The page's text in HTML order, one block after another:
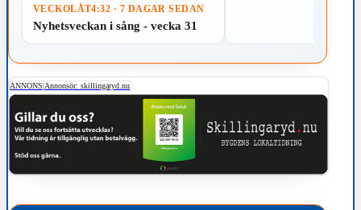
VECKOLÅT4:32 · 7 DAGAR SEDAN
Nyhetsveckan i sång - vecka 31
ANNONS|Annonsör: skillingaryd.nu